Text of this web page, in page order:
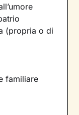
(propria o di
familiare